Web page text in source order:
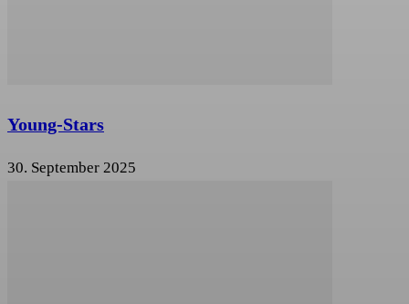
Young-Stars
30. September 2025